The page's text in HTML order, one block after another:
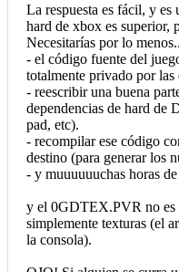
La respuesta es fácil, y es
hard de xbox es superior,
Necesitarías por lo
- el código fuente del
totalmente privado por las
- reescribir una buena
dependencias de hard de
pad, etc).
- recompilar ese código
destino (para generar los
- y muuuuuuchas horas
y el 0GDTEX.PVR no es
simplemente texturas (el
la consola).